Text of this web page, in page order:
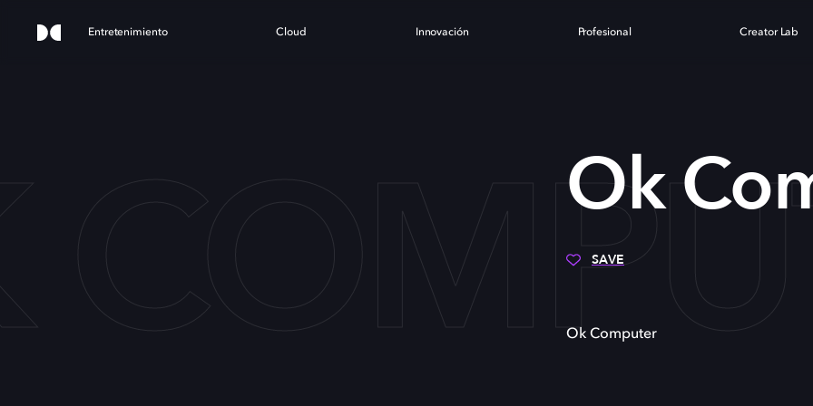
Entretenimiento Cloud Innovación Profesional Creator Lab
Ok
SAVE
Ok Computer